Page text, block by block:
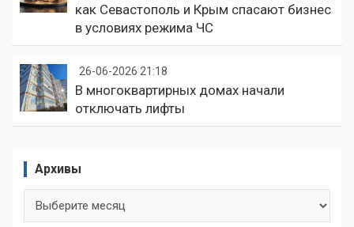
как Севастополь и Крым спасают бизнес
в условиях режима ЧС
26-06-2026 21:18
В многоквартирных домах начали
отключать лифты
Архивы